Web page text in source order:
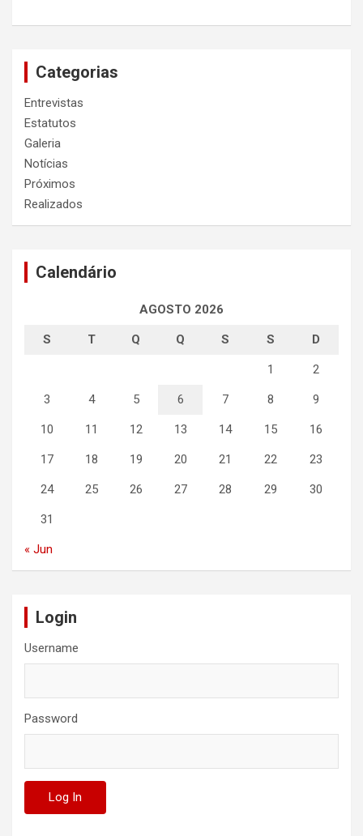
Categorias
Entrevistas
Estatutos
Galeria
Notícias
Próximos
Realizados
Calendário
AGOSTO 2026
S T Q Q S S D
1 2
3 4 5 6 7 8 9
10 11 12 13 14 15 16
17 18 19 20 21 22 23
24 25 26 27 28 29 30
31
« Jun
Login
Username
Password